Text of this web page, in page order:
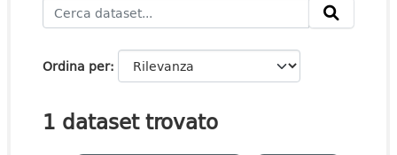
Ordina per
1 dataset trovato